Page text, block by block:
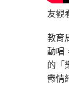
友觀
教育
動唱
的「
鬱情